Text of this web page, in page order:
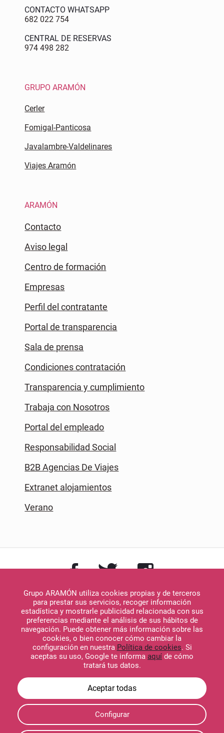
Grupo ARAMÓN utiliza cookies propias y de terceros
para prestar sus servicios, recoger información
estadística y mostrarle publicidad relacionada con sus
preferencias mediante el análisis de sus hábitos de
navegación. Puede obtener más información sobre las
cookies, o bien conocer cómo cambiar la
configuración en nuestra Política de cookies. Si
aceptas su uso, Google te informa aquí de cómo
tratará tus datos.
Configurar
CONTACTO WHATSAPP
682 022 754
CENTRAL DE RESERVAS
974 498 282
GRUPO ARAMÓN
Cerler
Fomigal-Panticosa
Javalambre-Valdelinares
Viajes Aramón
ARAMÓN
Contacto
Aviso legal
Centro de formación
Empresas
Perfil del contratante
Portal de transparencia
Sala de prensa
Condiciones contratación
Transparencia y cumplimiento
Trabaja con Nosotros
Portal del empleado
Responsabilidad Social
B2B Agencias De Viajes
Extranet alojamientos
Verano
Descargar en
App Store
Descargar en
Google Play